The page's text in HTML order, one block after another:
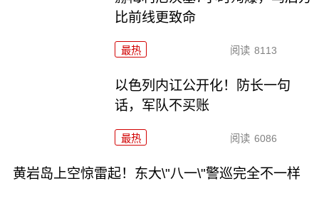
比前线更致命
最热 阅读 8113
以色列内讧公开化！防长一句
话，军队不买账
最热 阅读 6086
黄岩岛上空惊雷起！东大\"八一\"警巡完全不一样